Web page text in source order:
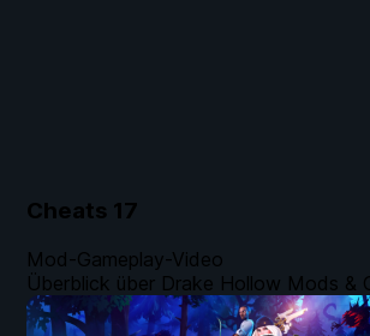
Cheats 17
Mod-Gameplay-Video
Überblick über Drake Hollow Mods &